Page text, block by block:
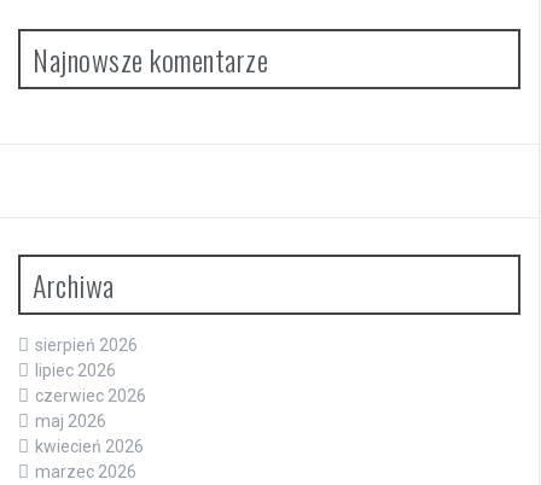
Najnowsze komentarze
Archiwa
sierpień 2026
lipiec 2026
czerwiec 2026
maj 2026
kwiecień 2026
marzec 2026